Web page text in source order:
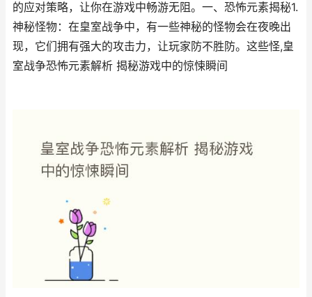
的应对策略，让你在游戏中畅游无阻。一、恐怖元素揭秘1.
神秘怪物：在皇室战争中，有一些神秘的怪物会在夜晚出
现，它们拥有强大的攻击力，让玩家防不胜防。这些怪,皇
室战争恐怖元素解析 揭秘游戏中的惊悚瞬间